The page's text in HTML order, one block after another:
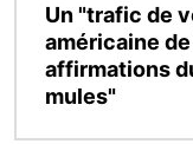
Un "trafic de
américaine
affirmations
mules"